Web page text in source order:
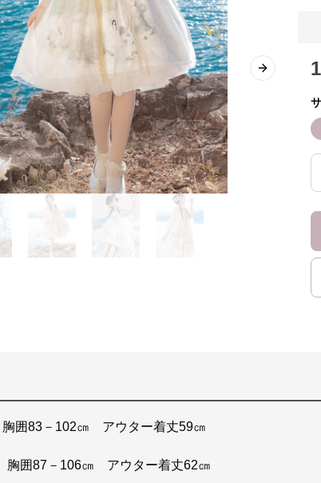
Next slide
囲83－102㎝ アウター着丈59㎝
胸囲87－106㎝ アウター着丈62㎝